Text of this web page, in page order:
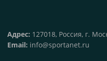
Адрес: 127018, Россия, г.
Email: info@sportanet.ru